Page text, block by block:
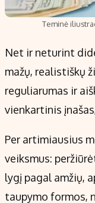
Teminė
Net ir neturint
mažų, realistiškų
reguliarumas ir
vienkartinis
Per artimiausius
veiksmus:
lygį pagal amžių,
taupymo formos,